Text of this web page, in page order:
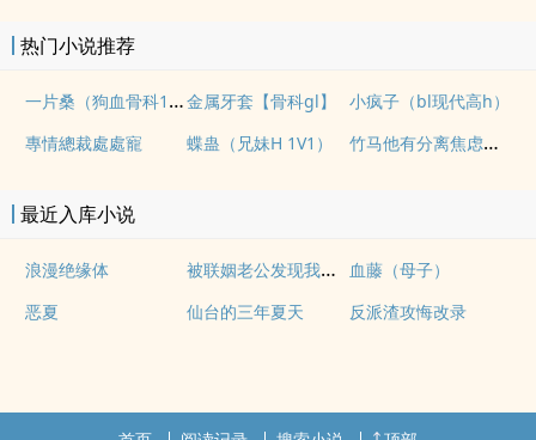
热门小说推荐
一片桑（狗血骨科1v1）金属牙套【骨科gl】
小疯子（bl现代高h）
專情總裁處處寵
蝶蛊（兄妹H 1V1） 竹马他有分离焦虑（1v1）
最近入库小说
浪漫绝缘体 被联姻老公发现我写po文后
血藤（母子）
恶夏
仙台的三年夏天 反派渣攻悔改录